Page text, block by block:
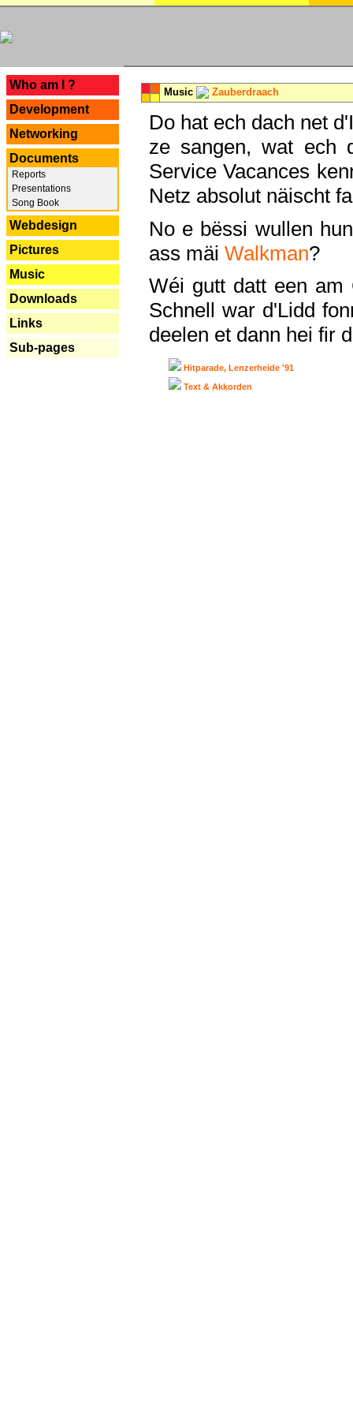
Who am I ?
Development
Networking
Documents
Reports
Presentations
Song Book
Webdesign
Pictures
Music
Downloads
Links
Sub-pages
Music Zauberdraach
Do hat ech dach net
ze sangen, wat ech
Service Vacances
Netz absolut näischt
No e bëssi wullen
ass mäi Walkman?
Wéi gutt datt een am
Schnell war d'Lidd
deelen et dann hei fir
Hitparade, Lenzerheide '91
Text & Akkorden